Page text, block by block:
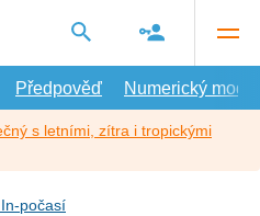
Předpověď Numerický model
s letními, zítra i tropickými
počasí